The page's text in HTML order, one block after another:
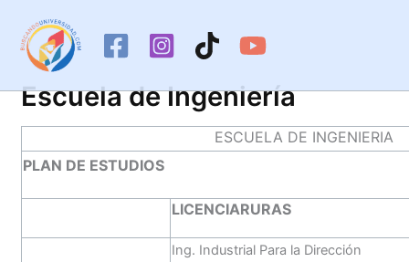
contenido
Escuela de Ingeniería
ESCUELA DE INGENIERIA
PLAN DE ESTUDIOS
LICENCIARURAS
Ing. Industrial Para la Dirección